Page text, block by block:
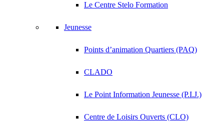
Le Centre Stelo Formation
Jeunesse
Points d’animation Quartiers (PAQ)
CLADO
Le Point Information Jeunesse (P.I.J.)
Centre de Loisirs Ouverts (CLO)